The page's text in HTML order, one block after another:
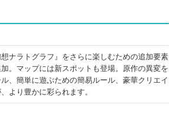
ナラトグラフ』をさらに楽しむための追加要素
。マップには新スポットも登場。原作の異変を
、簡単に遊ぶための簡易ルール、豪華クリエイ
より豊かに彩られます。